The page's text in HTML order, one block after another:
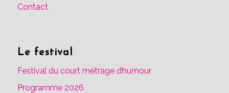
Contact
Le festival
Festival du court métrage d’humour
Programme 2026